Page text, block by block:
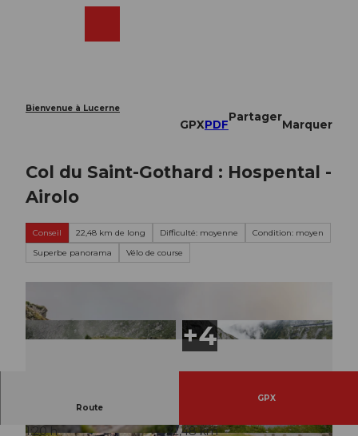
Bienvenue à Lucerne
GPXPDF
Partager
Marquer
Col du Saint-Gothard : Hospental -
Airolo
Conseil 22,48 km de long Difficulté: moyenne
Condition: moyen
Superbe panorama
Vélo de course
Route
GPX
1:20 h
22,48 km